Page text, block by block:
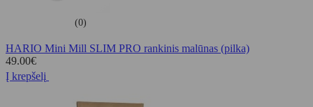
(0)
HARIO Mini Mill SLIM PRO rankinis malūnas (pilka)
49.00€
Į krepšelį